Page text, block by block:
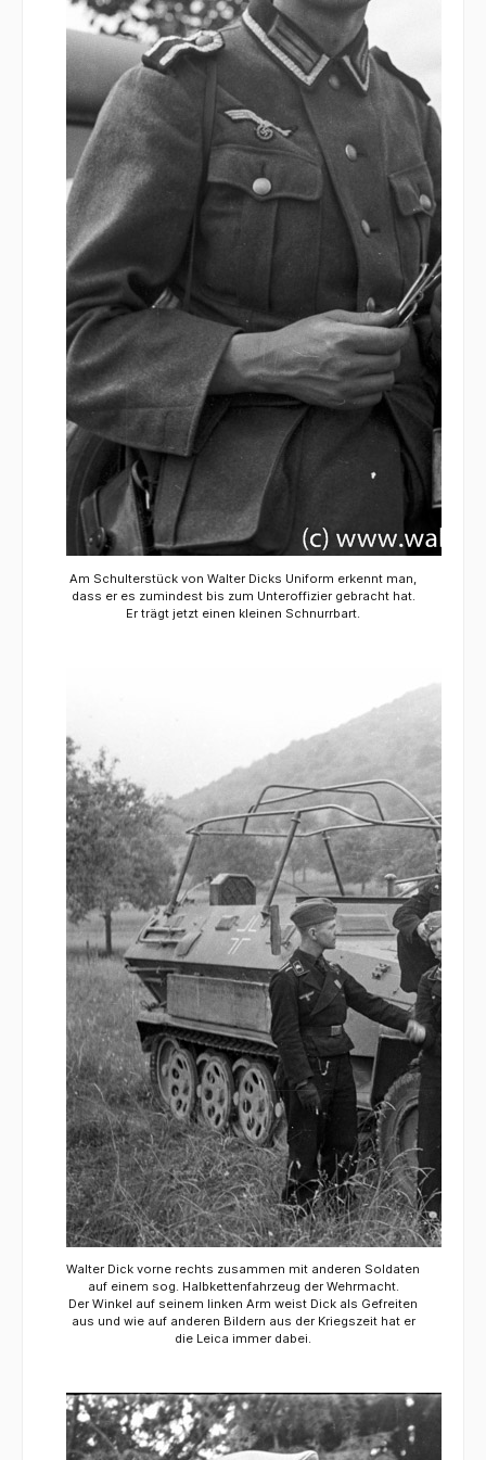
Am Schulterstück von Walter Dicks Uniform erkennt man,
dass er es zumindest bis zum Unteroffizier gebracht hat.
Er trägt jetzt einen kleinen Schnurrbart.
Walter Dick vorne rechts zusammen mit anderen Soldaten
auf einem sog. Halbkettenfahrzeug der Wehrmacht.
Der Winkel auf seinem linken Arm weist Dick als Gefreiten
aus und wie auf anderen Bildern aus der Kriegszeit hat er
die Leica immer dabei.